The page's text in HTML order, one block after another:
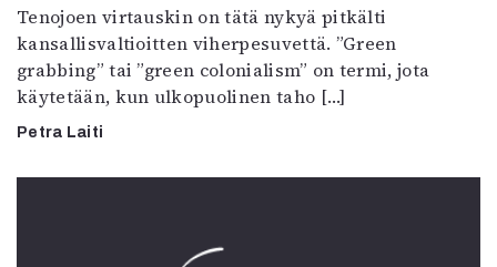
Tenojoen virtauskin on tätä nykyä pitkälti
kansallisvaltioitten viherpesuvettä. ”Green
grabbing” tai ”green colonialism” on termi, jota
käytetään, kun ulkopuolinen taho […]
Petra Laiti